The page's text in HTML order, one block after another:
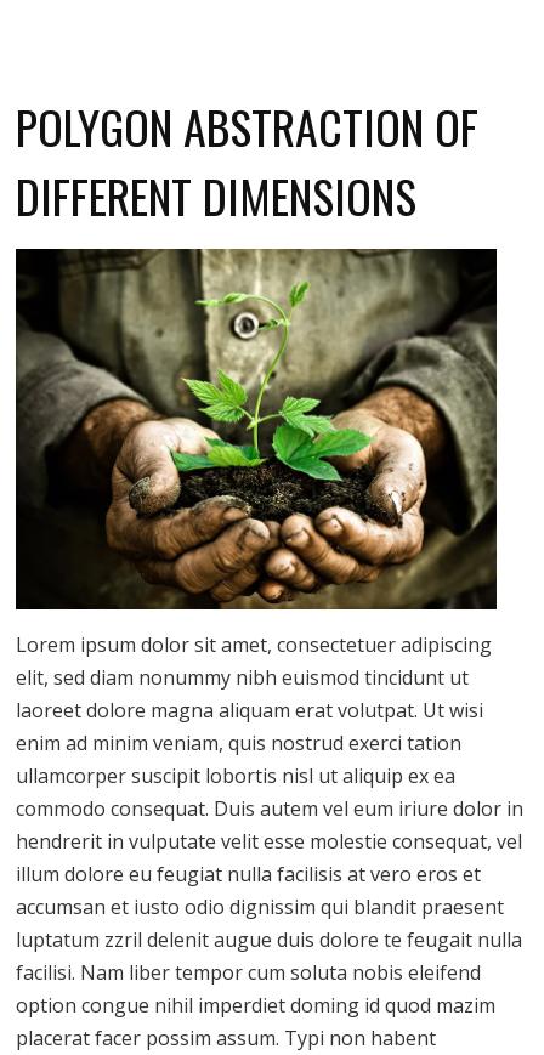
POLYGON ABSTRACTION OF
DIFFERENT DIMENSIONS
Lorem ipsum dolor sit amet, consectetuer adipiscing
elit, sed diam nonummy nibh euismod tincidunt ut
laoreet dolore magna aliquam erat volutpat. Ut wisi
enim ad minim veniam, quis nostrud exerci tation
ullamcorper suscipit lobortis nisl ut aliquip ex ea
commodo consequat. Duis autem vel eum iriure dolor in
hendrerit in vulputate velit esse molestie consequat, vel
illum dolore eu feugiat nulla facilisis at vero eros et
accumsan et iusto odio dignissim qui blandit praesent
luptatum zzril delenit augue duis dolore te feugait nulla
facilisi. Nam liber tempor cum soluta nobis eleifend
option congue nihil imperdiet doming id quod mazim
placerat facer possim assum. Typi non habent